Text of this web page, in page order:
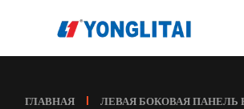
ГЛАВНАЯ ЛЕВАЯ БОКОВАЯ ПАНЕЛЬ